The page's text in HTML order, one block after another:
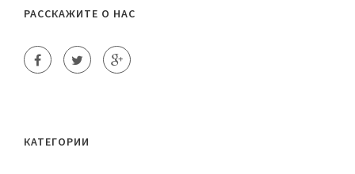
РАССКАЖИТЕ О НАС
КАТЕГОРИИ